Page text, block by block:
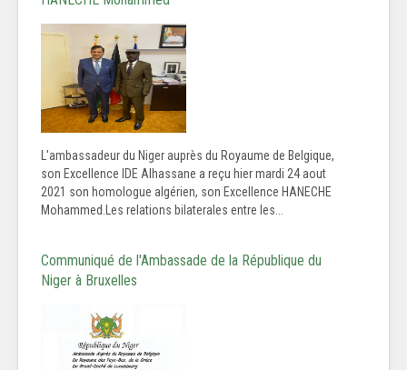
L'ambassadeur du Niger auprès du Royaume de Belgique,
son Excellence IDE Alhassane a reçu hier mardi 24 aout
2021 son homologue algérien, son Excellence HANECHE
Mohammed.Les relations bilaterales entre les...
Communiqué de l'Ambassade de la République du
Niger à Bruxelles